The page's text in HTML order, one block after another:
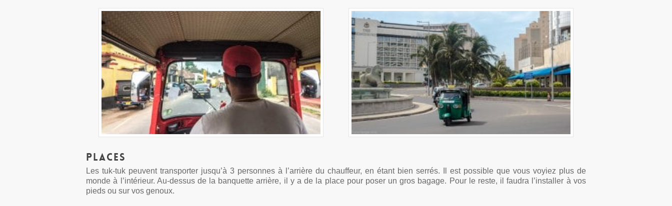
Places
Les tuk-tuk peuvent transporter jusqu’à 3 personnes à l’arrière du chauffeur, en étant bien serrés. Il est possible que vous voyiez plus de
monde à l’intérieur. Au-dessus de la banquette arrière, il y a de la place pour poser un gros bagage. Pour le reste, il faudra l’installer à vos
pieds ou sur vos genoux.